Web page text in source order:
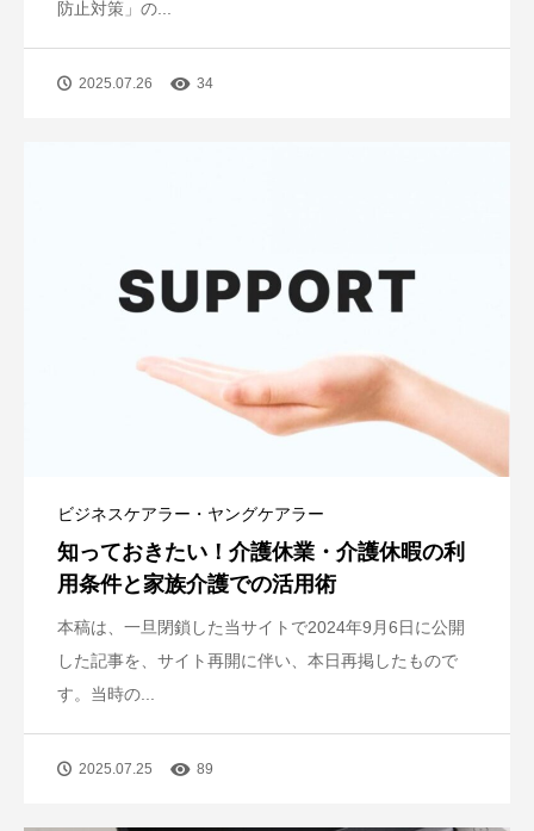
防止対策」の...
2025.07.26 34
ビジネスケアラー・ヤングケアラー
知っておきたい！介護休業・介護休暇の利
用条件と家族介護での活用術
本稿は、一旦閉鎖した当サイトで2024年9月6日に公開
した記事を、サイト再開に伴い、本日再掲したもので
す。当時の...
2025.07.25 89